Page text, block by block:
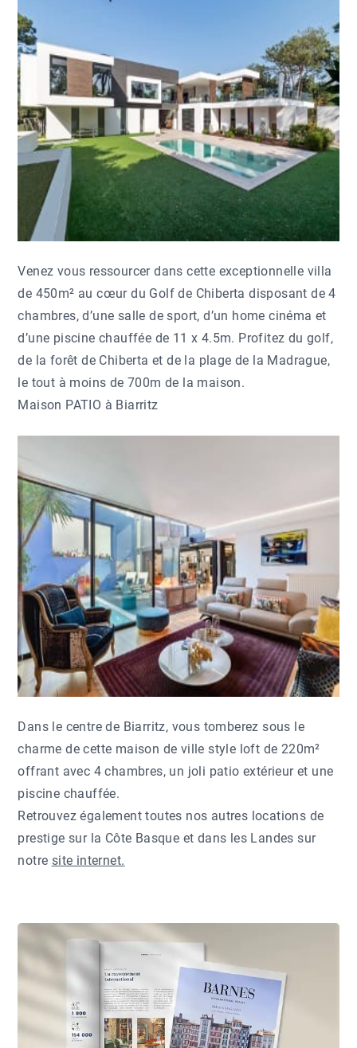
Venez vous ressourcer dans cette exceptionnelle villa
de 450m² au cœur du Golf de Chiberta disposant de 4
chambres, d’une salle de sport, d’un home cinéma et
d’une piscine chauffée de 11 x 4.5m. Profitez du golf,
de la forêt de Chiberta et de la plage de la Madrague,
le tout à moins de 700m de la maison.
Maison PATIO à Biarritz
Dans le centre de Biarritz, vous tomberez sous le
charme de cette maison de ville style loft de 220m²
offrant avec 4 chambres, un joli patio extérieur et une
piscine chauffée.
Retrouvez également toutes nos autres locations de
prestige sur la Côte Basque et dans les Landes sur
notre site internet.